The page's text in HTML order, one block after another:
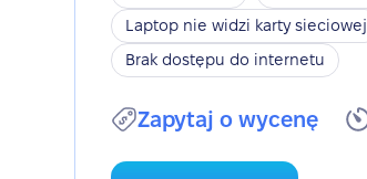
Laptop nie widzi karty sieciowej
Brak dostępu do internetu
Zapytaj o wycenę